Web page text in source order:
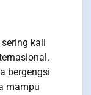
kali
bergengsi
mampu